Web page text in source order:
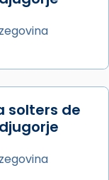
que
el primer
per
invasions
patró dels
tota
solters de